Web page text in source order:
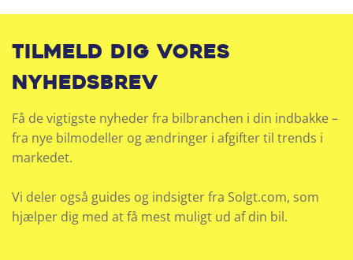
Tilmeld dig vores
nyhedsbrev
Få de vigtigste nyheder fra bilbranchen i din indbakke –
fra nye bilmodeller og ændringer i afgifter til trends i
markedet.
Vi deler også guides og indsigter fra Solgt.com, som
hjælper dig med at få mest muligt ud af din bil.